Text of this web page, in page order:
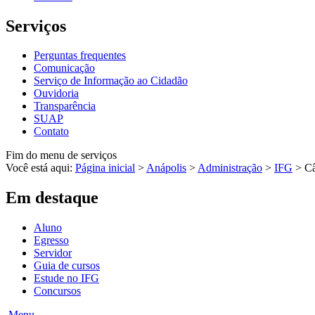
Serviços
Perguntas frequentes
Comunicação
Serviço de Informação ao Cidadão
Ouvidoria
Transparência
SUAP
Contato
Fim do menu de serviços
Você está aqui: Página inicial >Anápolis >Administração > IFG >
Em destaque
Aluno
Egresso
Servidor
Guia de cursos
Estude no IFG
Concursos